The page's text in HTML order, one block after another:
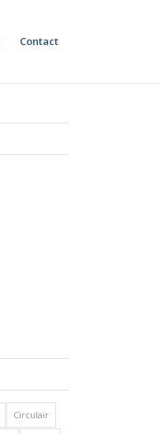
Contact
Circulair